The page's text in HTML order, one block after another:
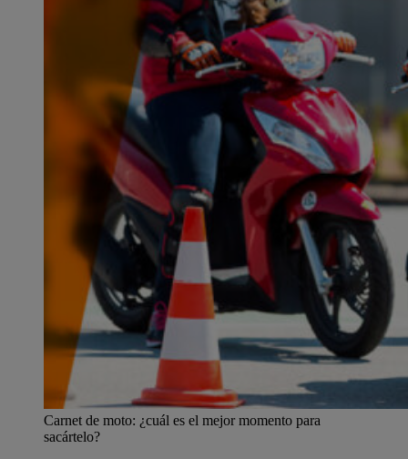
Carnet de moto: ¿cuál es el mejor momento para
sacártelo?